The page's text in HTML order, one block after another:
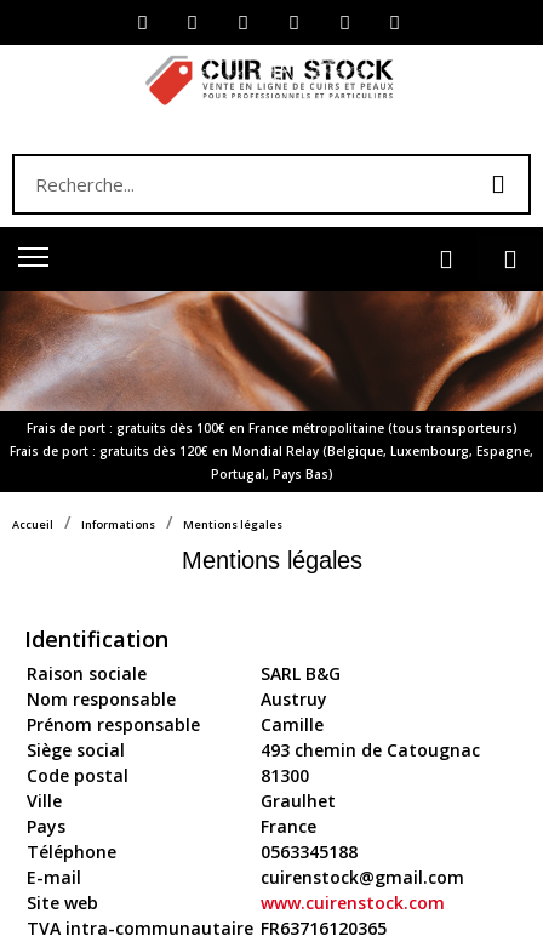
Frais de port : gratuits dès 100€ en France métropolitaine (tous transporteurs)
Frais de port : gratuits dès 120€ en Mondial Relay (Belgique, Luxembourg, Espagne,
Portugal, Pays Bas)
Accueil Informations Mentions légales
Mentions légales
Identification
Raison sociale
SARL B&G
Nom responsable
Austruy
Prénom responsable
Camille
Siège social
493 chemin de Catougnac
Code postal
81300
Ville
Graulhet
Pays
France
Téléphone
0563345188
E-mail
cuirenstock@gmail.com
Site web
www.cuirenstock.com
TVA intra-communautaire FR63716120365